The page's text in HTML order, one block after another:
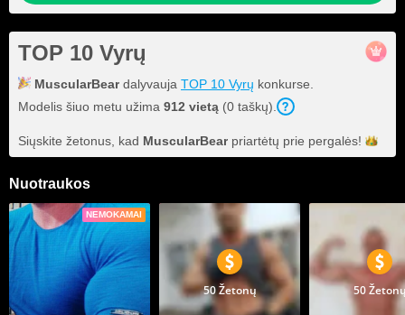
TOP 10 Vyrų
MuscularBear dalyvauja TOP 10 Vyrų konkurse.
Modelis šiuo metu užima 912 vietą (0 taškų).
Siųskite žetonus, kad MuscularBear priartėtų prie pergalės!
Nuotraukos
NEMOKAMAI
50 Žetonų 50